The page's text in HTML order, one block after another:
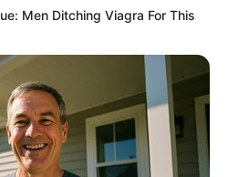
Men Ditching Viagra For This